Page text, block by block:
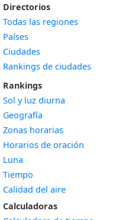
Directorios
Todas las regiones
Países
Ciudades
Rankings de ciudades
Rankings
Sol y luz diurna
Geografía
Zonas horarias
Horarios de oración
Luna
Tiempo
Calidad del aire
Calculadoras